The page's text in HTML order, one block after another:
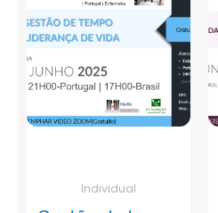
Individual